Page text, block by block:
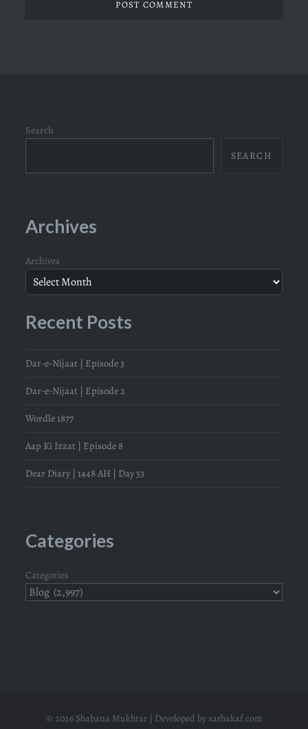
Search
SEARCH
Archives
Archives
Recent Posts
Dar-e-Nijaat | Episode 3
Dar-e-Nijaat | Episode 2
Wordle 1877
Aap Ki Izzat | Episode 8
Dear Diary | 1448 AH | Day 53
Categories
Categories
© 2026 Shabana Mukhtar | Developed by sarbakaf.com